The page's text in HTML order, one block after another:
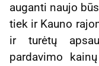
auganti naujo
tiek ir Kauno
ir turėtų
pardavimo